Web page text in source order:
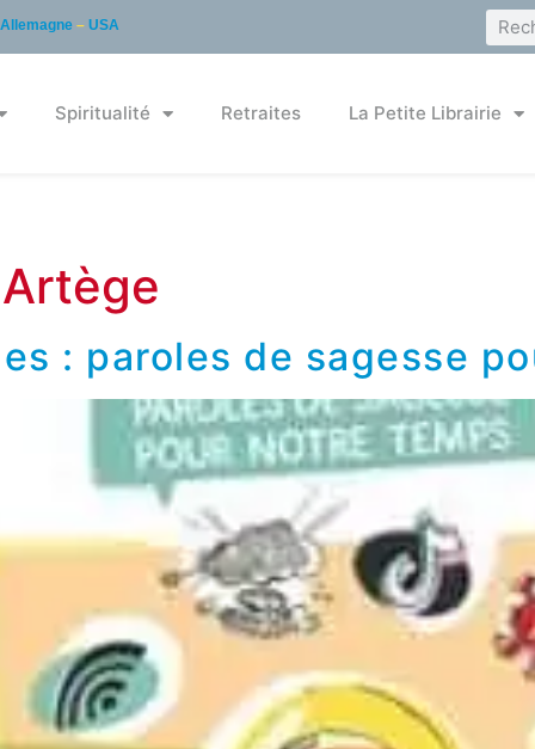
Allemagne– USA
Spiritualité Retraites La Petite Librairie
Artège
: paroles de sagesse